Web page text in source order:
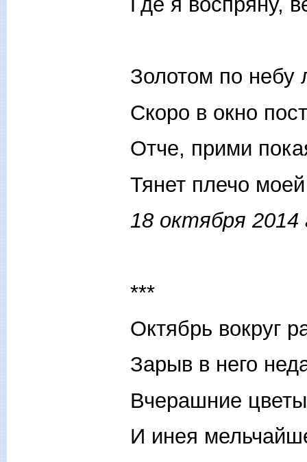
Золотом по небу
Скоро в окно
Отче, прими
Тянет плечо
18 октября 2014
***
Октябрь вокруг
Зарыв в него
Вчерашние
И инея